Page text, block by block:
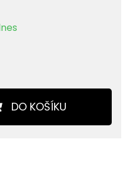
DO KOŠÍKU